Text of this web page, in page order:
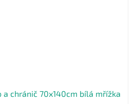
a chránič 70x140cm bílá mřížka